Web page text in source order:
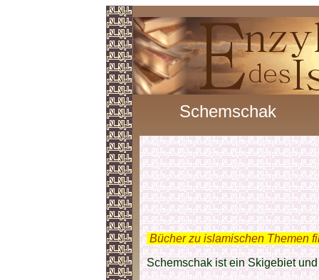
Schemschak
Bücher zu islamischen Themen
Schemschak ist ein Skigebiet